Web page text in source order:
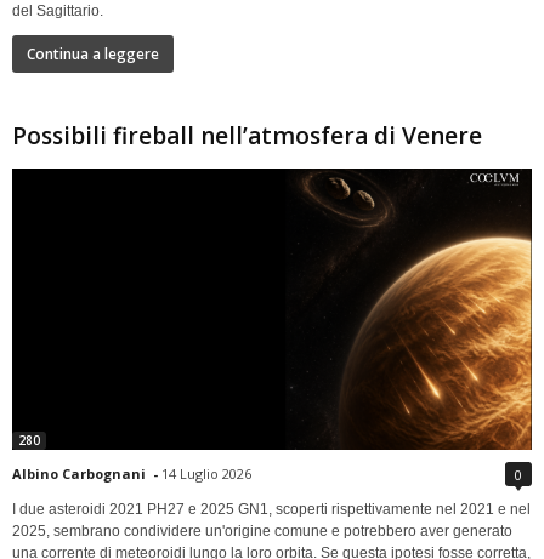
del Sagittario.
Continua a leggere
Possibili fireball nell’atmosfera di Venere
280
Albino Carbognani - 14 Luglio 2026 0
I due asteroidi 2021 PH27 e 2025 GN1, scoperti rispettivamente nel 2021 e nel
2025, sembrano condividere un'origine comune e potrebbero aver generato
una corrente di meteoroidi lungo la loro orbita. Se questa ipotesi fosse corretta,